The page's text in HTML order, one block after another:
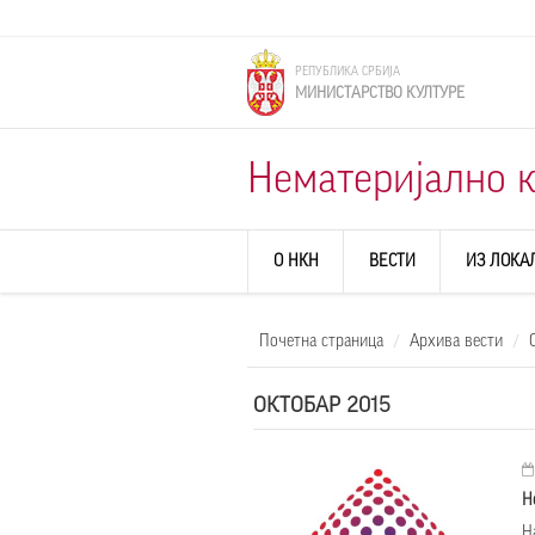
РЕПУБЛИКА СРБИЈА
МИНИСТАРСТВО КУЛТУРЕ
Нематеријално
О НКН ВЕСТИ ИЗ
Почетна страница Архива вести
ОКТОБАР 2015